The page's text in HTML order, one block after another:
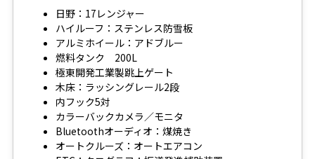
日野：17レンジャー
ハイルーフ：ステンレス防雪板
アルミホイール：アドブルー
燃料タンク 200L
極東開発工業製跳上ゲート
木床：ラッシングレール2段
内フック5対
カラーバックカメラ／モニタ
Bluetoothオーディオ：煤焼き
オートクルーズ：オートエアコン